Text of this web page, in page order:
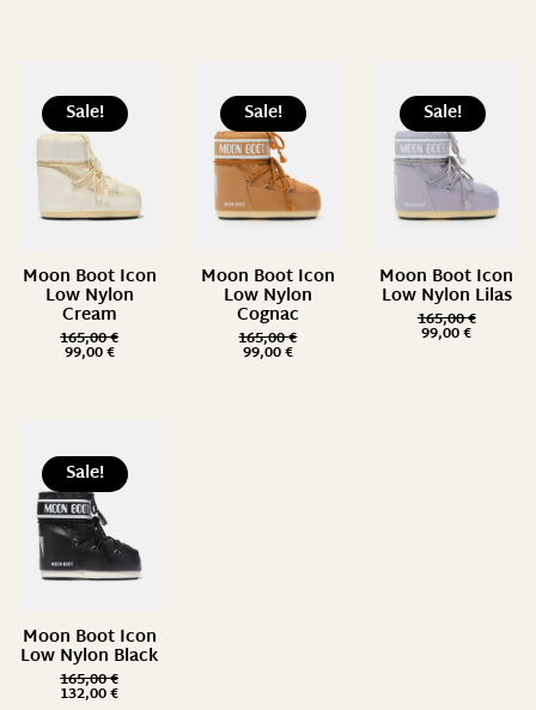
Sale!
Moon Boot Icon
Low Nylon
Cream
165,00€
99,00€
Sale!
Moon Boot Icon
Low Nylon
Cognac
165,00€
99,00€
Sale!
Moon Boot Icon
Low Nylon Lilas
165,00€
99,00€
Sale!
Moon Boot Icon
Low Nylon Black
165,00€
132,00€